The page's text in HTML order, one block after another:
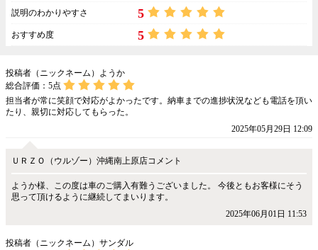
説明のわかりやすさ 5
おすすめ度 5
投稿者（ニックネーム）ようか
総合評価： 5点
担当者が常に笑顔で対応がよかったです。納車までの進捗状況なども電話を頂い
たり、親切に対応してもらった。
2025年05月29日 12:09
ＵＲＺＯ（ウルゾー）沖縄南上原店コメント
ようか様、この度は車のご購入有難うございました。 今後ともお客様にそう
思って頂けるように継続してまいります。
2025年06月01日 11:53
投稿者（ニックネーム）サンダル